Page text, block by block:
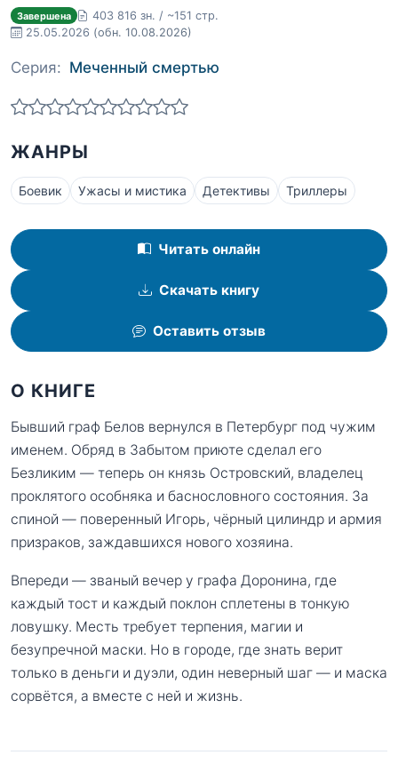
Завершена
403 816 зн. / ~151 стр.
25.05.2026 (обн. 10.08.2026)
Серия: Меченный смертью
ЖАНРЫ
Боевик Ужасы и мистика Детективы Триллеры
Читать онлайн
Скачать книгу
Оставить отзыв
О КНИГЕ
Бывший граф Белов вернулся в Петербург под чужим
именем. Обряд в Забытом приюте сделал его
Безликим — теперь он князь Островский, владелец
проклятого особняка и баснословного состояния. За
спиной — поверенный Игорь, чёрный цилиндр и армия
призраков, заждавшихся нового хозяина.
Впереди — званый вечер у графа Доронина, где
каждый тост и каждый поклон сплетены в тонкую
ловушку. Месть требует терпения, магии и
безупречной маски. Но в городе, где знать верит
только в деньги и дуэли, один неверный шаг — и маска
сорвётся, а вместе с ней и жизнь.